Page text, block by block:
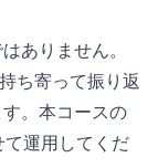
ありません。
ち寄って振り返
。本コースの
運用してくだ